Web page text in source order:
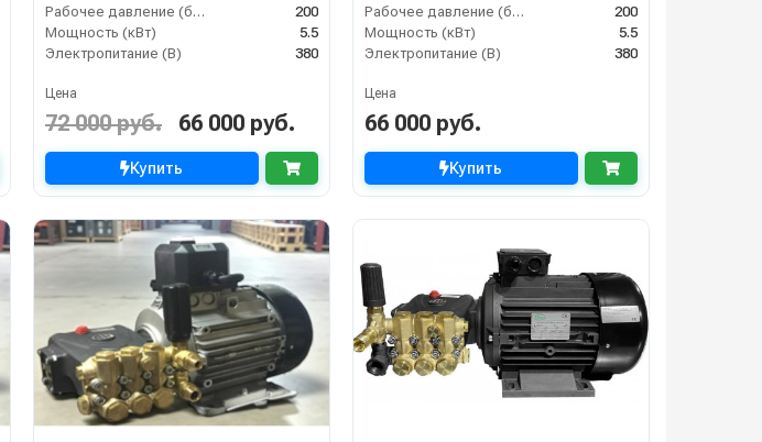
Рабочее давление (бар)
200
Мощность (кВт)
5.5
Электропитание (В)
380
Цена
72 000 руб. 66 000 руб.
Купить
Рабочее давление (бар)
200
Мощность (кВт)
5.5
Электропитание (В)
380
Цена
66 000 руб.
Купить